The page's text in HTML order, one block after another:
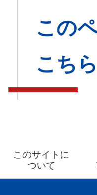
この
こち
このサイトに
ついて